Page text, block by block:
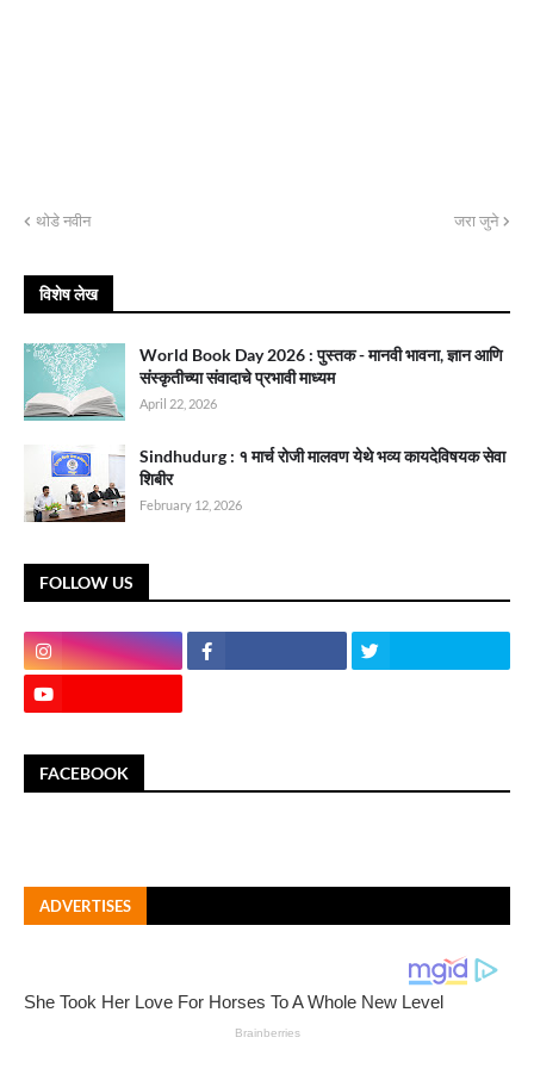
थोडे नवीन जरा जुने
विशेष लेख
World Book Day 2026 : पुस्तक - मानवी भावना, ज्ञान आणि
संस्कृतीच्या संवादाचे प्रभावी माध्यम
April 22, 2026
Sindhudurg : १ मार्च रोजी मालवण येथे भव्य कायदेविषयक सेवा
शिबीर
February 12, 2026
FOLLOW US
FACEBOOK
ADVERTISES